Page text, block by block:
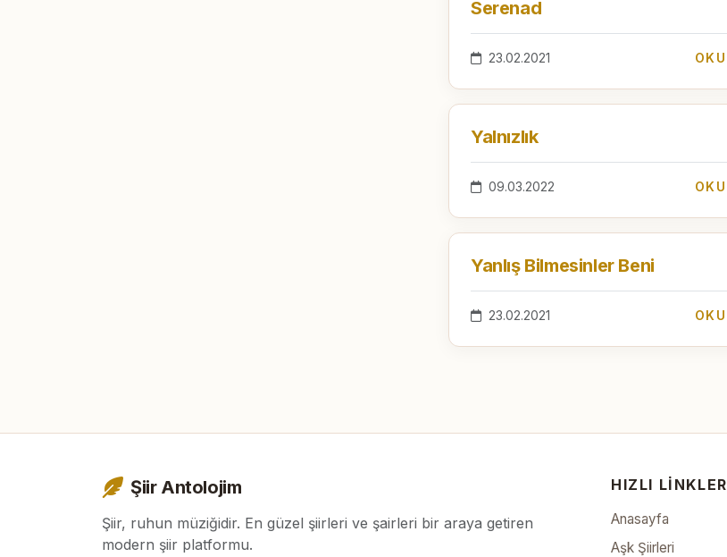
Serenad
23.02.2021 OKU
Yalnızlık
09.03.2022 OKU
Yanlış Bilmesinler Beni
23.02.2021 OKU
Şiir Antolojim
Şiir, ruhun müziğidir. En güzel şiirleri ve şairleri bir araya getiren
modern şiir platformu.
HIZLI LINKLER
Anasayfa
Aşk Şiirleri